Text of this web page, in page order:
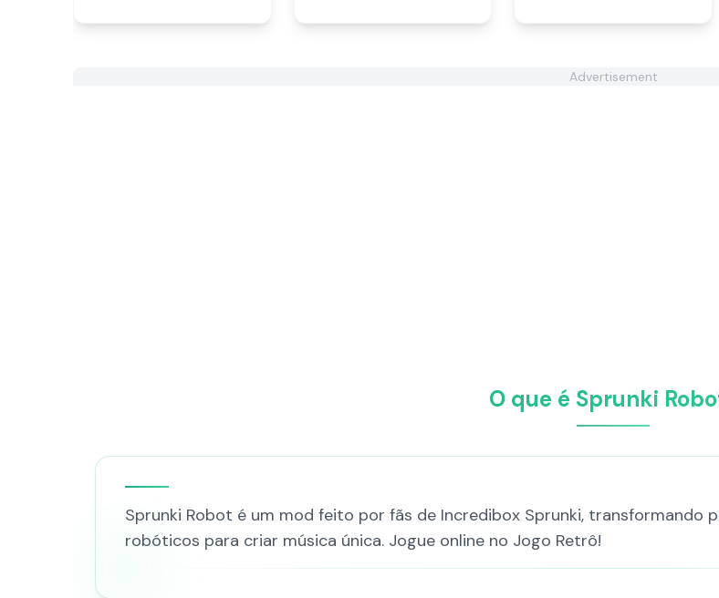
Advertisement
O que é Sprunki
Sprunki Robot é um mod feito por fãs de Incredibox Sprunki, transformando
robóticos para criar música única. Jogue online no Jogo Retrô!